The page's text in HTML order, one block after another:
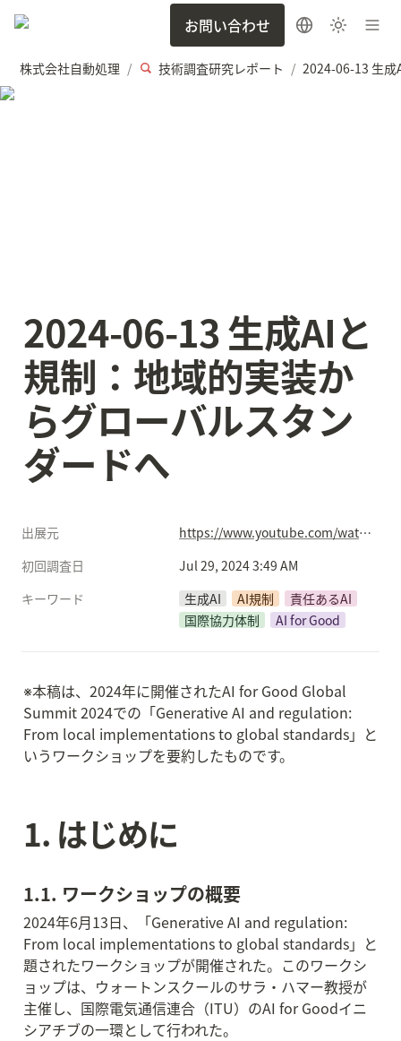
お問い合わせ
株式会社自動処理 / 技術調査研究レポート /
2024-06-13 生成AIと
規制：地域的実装か
らグローバルスタン
ダードへ
出展元
https://www.youtube.com/watch?v=WSZiYexp_o4&list=PLQqkkIwS_4kVSgJwSe4wGxlPo9HSrH9xa&index=5
初回調査日
Jul 29, 2024 3:49 AM
キーワード
生成AI AI規制
責任あるAI
国際協力体制
AI for Good
※本稿は、2024年に開催されたAI for Good Global
Summit 2024での「Generative AI and regulation:
From local implementations to global standards」と
いうワークショップを要約したものです。
1. はじめに
1.1. ワークショップの概要
2024年6月13日、「Generative AI and regulation:
From local implementations to global standards」と
題されたワークショップが開催された。このワークシ
ョップは、ウォートンスクールのサラ・ハマー教授が
主催し、国際電気通信連合（ITU）のAI for Goodイニ
シアチブの一環として行われた。